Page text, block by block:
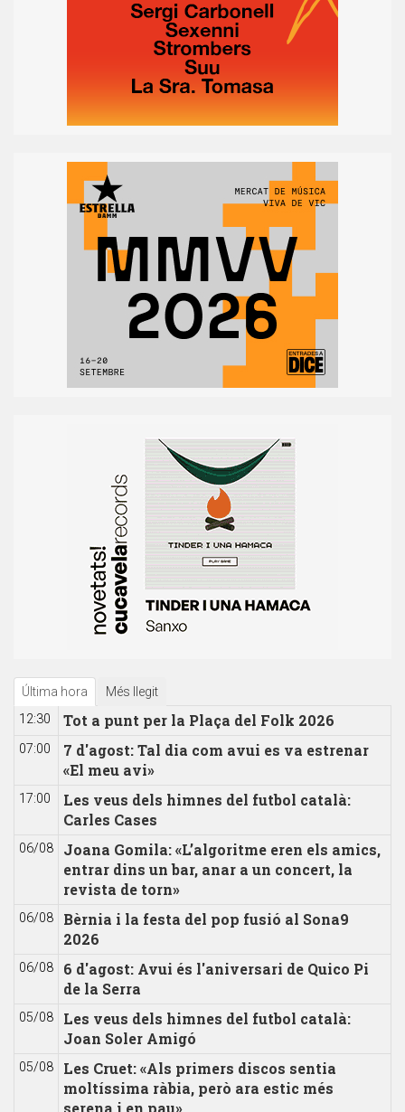
Última hora Més llegit
12:30 Tot a punt per la Plaça del Folk 2026
07:00
7 d'agost: Tal dia com avui es va estrenar
«El meu avi»
17:00
Les veus dels himnes del futbol català:
Carles Cases
06/08
Joana Gomila: «L’algoritme eren els amics,
entrar dins un bar, anar a un concert, la
revista de torn»
06/08
Bèrnia i la festa del pop fusió al Sona9
2026
06/08
6 d'agost: Avui és l'aniversari de Quico Pi
de la Serra
05/08
Les veus dels himnes del futbol català:
Joan Soler Amigó
05/08
Les Cruet: «Als primers discos sentia
moltíssima ràbia, però ara estic més
serena i en pau»